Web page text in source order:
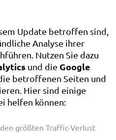
Update betroffen sind,
Analyse ihrer
Nutzen Sie dazu
und die Google
die betroffenen Seiten und
Hier sind einige
helfen können:
größten Traffic-Verlust